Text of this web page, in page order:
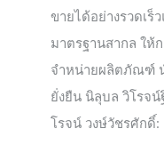
ขายได้อย่างรวดเร็
มาตรฐานสากล ให้
จำหน่ายผลิตภัณฑ์ น
ยั่งยืน นิลุบล วิโรจ
โรจน์ วงษ์วัชรศักดิ์: